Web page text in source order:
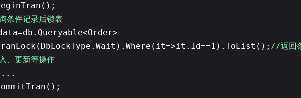
条件记录后锁表
//返回
、更新等操作